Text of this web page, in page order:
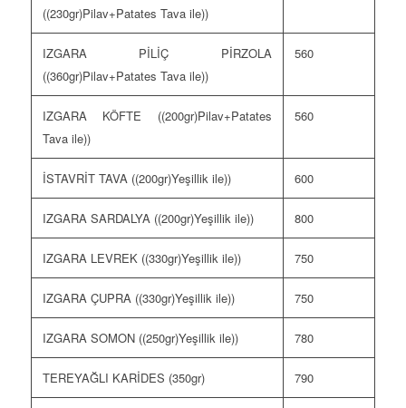
((230gr)Pilav+Patates Tava ile))
IZGARA PİLİÇ PİRZOLA
((360gr)Pilav+Patates Tava ile))
560
IZGARA KÖFTE ((200gr)Pilav+Patates
Tava ile))
560
İSTAVRİT TAVA ((200gr)Yeşillik ile)) 600
IZGARA SARDALYA ((200gr)Yeşillik ile)) 800
IZGARA LEVREK ((330gr)Yeşillik ile)) 750
IZGARA ÇUPRA ((330gr)Yeşillik ile)) 750
IZGARA SOMON ((250gr)Yeşillik ile)) 780
TEREYAĞLI KARİDES (350gr) 790